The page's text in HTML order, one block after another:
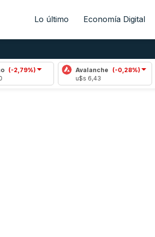
Lo último Economía Digital
(-2,79%)
Avalanche (-0,28%)
u$s 6,43